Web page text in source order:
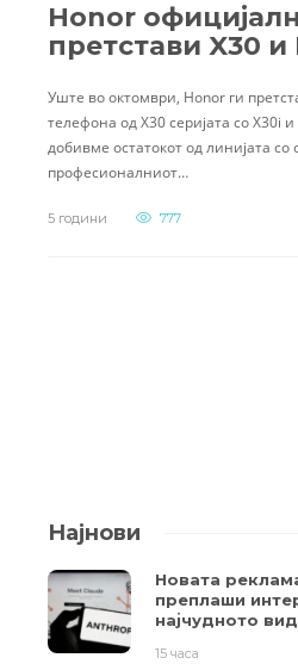
Honor
претстави X30 и
Уште во октомври, Honor ги
телефона од X30 серијата со X30i
добивме остатокот од линијата
професионалниот…
5 години 777
Најнови
Новата
преплаши
најчудното
15 часа